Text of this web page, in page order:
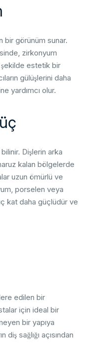
bir görünüm sunar.
zirkonyum
estetik bir
gülüşlerini daha
yardımcı olur.
Dişlerin arka
kalan bölgelerde
uzun ömürlü ve
porselen veya
kat daha güçlüdür ve
edilen bir
için ideal bir
bir yapıya
sağlığı açısından